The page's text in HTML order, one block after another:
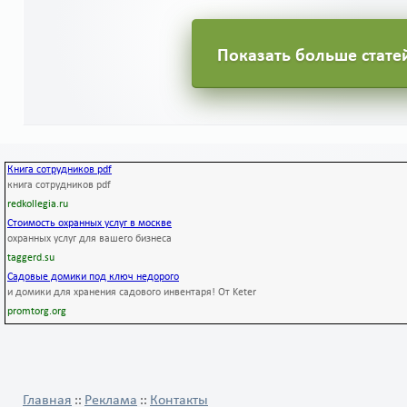
воспитании навыков.
Показать больше
Книга сотрудников pdf
книга сотрудников pdf
redkollegia.ru
Стоимость охранных услуг в москве
охранных услуг для вашего бизнеса
taggerd.su
Садовые домики под ключ недорого
и домики для хранения садового инвентаря! От Keter
promtorg.org
Главная :: Реклама :: Контакты